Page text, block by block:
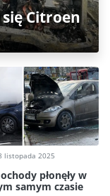
Citroen
listopada 2025
płonęły w
samym czasie